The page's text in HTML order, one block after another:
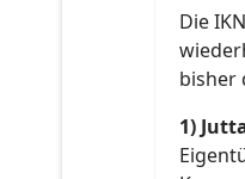
Die
bisher
1)